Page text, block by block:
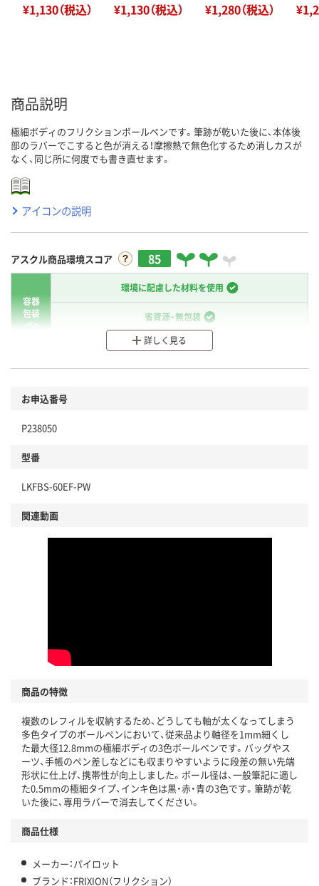
¥1,130（税込） ¥1,130（税込） ¥1,280（税込）
商品説明
極細ボディのフリクションボールペンです。筆跡が乾いた後に、本体後
部のラバーでこすると色が消える！摩擦熱で無色化するため消しカスが
なく、同じ所に何度でも書き直せます。
アイコンの説明
アスクル商品環境スコア 85
容器
包装
環境に配慮した材料を使用
省資源・無包装
分別・リサイクルしやすい設計
商品
本体
仕組
詳しく見る
お申込番号
P238050
型番
LKFBS-60EF-PW
関連動画
商品の特徴
複数のレフィルを収納するため、どうしても軸が太くなってしまう
多色タイプのボールペンにおいて、従来品より軸径を1mm細くし
た最大径12.8mmの極細ボディの3色ボールペンです。バッグやス
ーツ、手帳のペン差しなどにも収まりやすいように段差の無い先端
形状に仕上げ、携帯性が向上しました。ボール径は、一般筆記に適し
た0.5mmの極細タイプ、インキ色は黒・赤・青の3色です。筆跡が乾
いた後に、専用ラバーで消去してください。
商品仕様
メーカー：パイロット
ブランド：FRIXION（フリクション）